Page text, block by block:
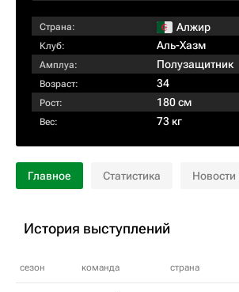
Страна: Алжир
Клуб: Аль-Хазм
Амплуа: Полузащитник
Возраст: 34
Рост: 180 см
Вес: 73 кг
Главное Статистика Новости
История выступлений
сезон команда страна